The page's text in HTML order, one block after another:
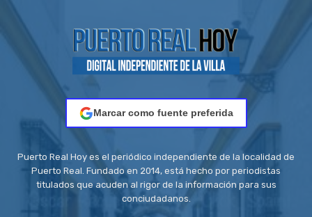
Marcar como fuente preferida
Puerto Real Hoy es el periódico independiente de la localidad de
Puerto Real. Fundado en 2014, está hecho por periodistas
titulados que acuden al rigor de la información para sus
conciudadanos.